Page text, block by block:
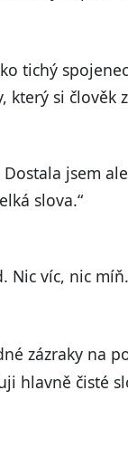
tichý
si člověk
jsem
slova.“
Nic víc, nic
zázraky na
hlavně čisté